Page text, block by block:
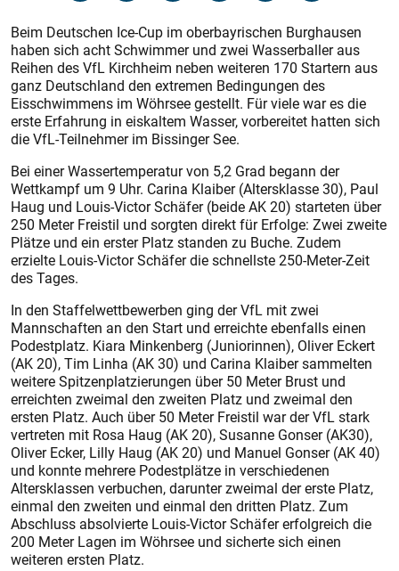
Beim Deutschen Ice-Cup im oberbayrischen Burghausen
haben sich acht Schwimmer und zwei Wasserballer aus
Reihen des VfL Kirchheim neben weiteren 170 Startern aus
ganz Deutschland den extremen Bedingungen des
Eisschwimmens im Wöhrsee gestellt. Für viele war es die
erste Erfahrung in eiskaltem Wasser, vorbereitet hatten sich
die VfL-Teilnehmer im Bissinger See.
Bei einer Wassertemperatur von 5,2 Grad begann der
Wettkampf um 9 Uhr. Carina Klaiber (Altersklasse 30), Paul
Haug und Louis-Victor Schäfer (beide AK 20) starteten über
250 Meter Freistil und sorgten direkt für Erfolge: Zwei zweite
Plätze und ein erster Platz standen zu Buche. Zudem
erzielte Louis-Victor Schäfer die schnellste 250-Meter-Zeit
des Tages.
In den Staffelwettbewerben ging der VfL mit zwei
Mannschaften an den Start und erreichte ebenfalls einen
Podestplatz. Kiara Minkenberg (Juniorinnen), Oliver Eckert
(AK 20), Tim Linha (AK 30) und Carina Klaiber sammelten
weitere Spitzenplatzierungen über 50 Meter Brust und
erreichten zweimal den zweiten Platz und zweimal den
ersten Platz. Auch über 50 Meter Freistil war der VfL stark
vertreten mit Rosa Haug (AK 20), Susanne Gonser (AK30),
Oliver Ecker, Lilly Haug (AK 20) und Manuel Gonser (AK 40)
und konnte mehrere Podestplätze in verschiedenen
Altersklassen verbuchen, darunter zweimal der erste Platz,
einmal den zweiten und einmal den dritten Platz. Zum
Abschluss absolvierte Louis-Victor Schäfer erfolgreich die
200 Meter Lagen im Wöhrsee und sicherte sich einen
weiteren ersten Platz.